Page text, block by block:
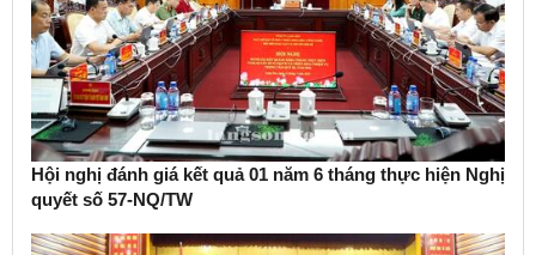
Hội nghị đánh giá kết quả 01 năm 6 tháng thực hiện Nghị
quyết số 57-NQ/TW